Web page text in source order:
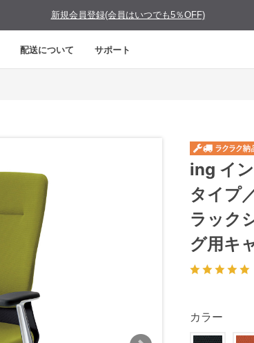
新規会員登録(会員はいつでも5％OFF)
配送について サポート
ing イ
タイプ
ラック
グ用キ
カラー